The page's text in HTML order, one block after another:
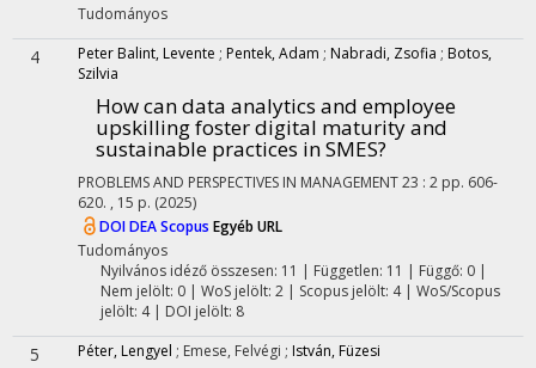
Tudományos
4 Peter Balint, Levente ; Pentek, Adam ; Nabradi, Zsofia ; Botos,
Szilvia
How can data analytics and employee
upskilling foster digital maturity and
sustainable practices in SMES?
PROBLEMS AND PERSPECTIVES IN MANAGEMENT23 : 2 pp. 606-
620. , 15 p. (2025)
DOIDEAScopus Egyéb URL
Tudományos
Nyilvános idéző összesen: 11 | Független: 11 | Függő: 0 |
Nem jelölt: 0 | WoS jelölt: 2 | Scopus jelölt: 4 | WoS/Scopus
jelölt: 4 | DOI jelölt: 8
5 Péter, Lengyel ; Emese, Felvégi ; István, Füzesi